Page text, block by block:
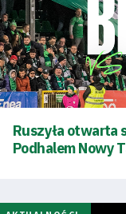
Ruszyła otwarta
Podhalem Nowy